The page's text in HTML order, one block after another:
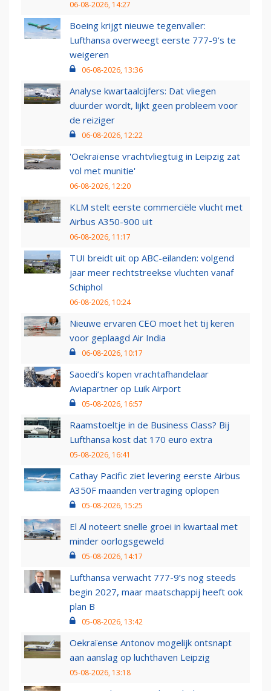
06-08-2026, 14:27
Boeing krijgt nieuwe tegenvaller:
Lufthansa overweegt eerste 777-9’s te
weigeren
06-08-2026, 13:36
Analyse kwartaalcijfers: Dat vliegen
duurder wordt, lijkt geen probleem voor
de reiziger
06-08-2026, 12:22
'Oekraïense vrachtvliegtuig in Leipzig zat
vol met munitie'
06-08-2026, 12:20
KLM stelt eerste commerciële vlucht met
Airbus A350-900 uit
06-08-2026, 11:17
TUI breidt uit op ABC-eilanden: volgend
jaar meer rechtstreekse vluchten vanaf
Schiphol
06-08-2026, 10:24
Nieuwe ervaren CEO moet het tij keren
voor geplaagd Air India
06-08-2026, 10:17
Saoedi’s kopen vrachtafhandelaar
Aviapartner op Luik Airport
05-08-2026, 16:57
Raamstoeltje in de Business Class? Bij
Lufthansa kost dat 170 euro extra
05-08-2026, 16:41
Cathay Pacific ziet levering eerste Airbus
A350F maanden vertraging oplopen
05-08-2026, 15:25
El Al noteert snelle groei in kwartaal met
minder oorlogsgeweld
05-08-2026, 14:17
Lufthansa verwacht 777-9’s nog steeds
begin 2027, maar maatschappij heeft ook
plan B
05-08-2026, 13:42
Oekraïense Antonov mogelijk ontsnapt
aan aanslag op luchthaven Leipzig
05-08-2026, 13:18